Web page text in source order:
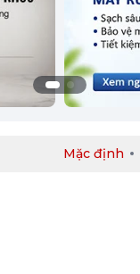
Mặc định